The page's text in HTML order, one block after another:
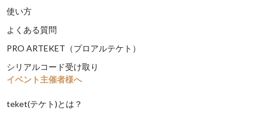
使い方
よくある質問
PRO ARTEKET（プロアルテケト）
シリアルコード受け取り
イベント主催者様へ
teket(テケト)とは？